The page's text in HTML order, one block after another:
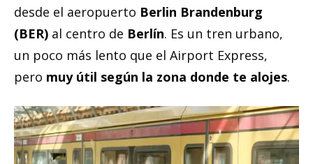
desde el aeropuerto Berlin Brandenburg
(BER) al centro de Berlín. Es un tren urbano,
un poco más lento que el Airport Express,
pero muy útil según la zona donde te alojes.